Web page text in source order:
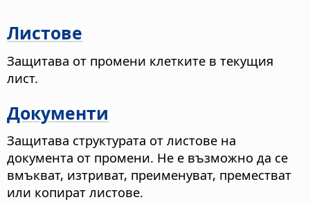
Листове
Защитава от промени клетките в текущия
лист.
Документи
Защитава структурата от листове на
документа от промени. Не е възможно да се
вмъкват, изтриват, преименуват, преместват
или копират листове.